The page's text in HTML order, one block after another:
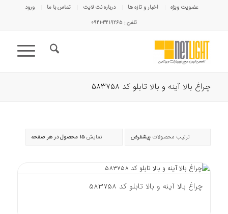
عضویت ویژه اخبار و تازه ها درباره نت لایت تماس با ما
ورود
تلفن : ۳۲۱۹۲۶۵-۰۹۲۱
چراغ بالا آینه و بالا تابلو کد 583758
ترتیب محصولات پیشفرض نمایش15 محصول در هر صفحه
چراغ بالا آینه و بالا تابلو کد 583758